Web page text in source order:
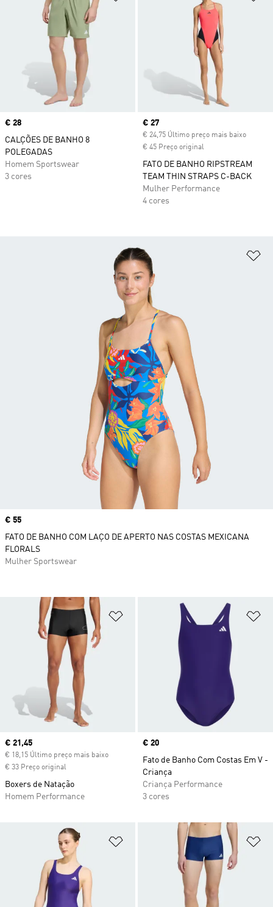
Price
€ 28
CALÇÕES DE BANHO 8
POLEGADAS
Homem Sportswear
3 cores
Current price
€ 27
€ 24,75 Último preço mais baixo
€ 45 Preço original
FATO DE BANHO RIPSTREAM
TEAM THIN STRAPS C-BACK
Mulher Performance
4 cores
Adicionar à Lista de Desejos
Current price
€ 21,45
€ 18,15 Último preço mais baixo
€ 33 Preço original
Boxers de Natação
Homem Performance
Price
€ 20
Fato de Banho Com Costas Em V -
Criança
Criança Performance
3 cores
Adicionar à Lista de Desejos
Price
€ 55
FATO DE BANHO COM LAÇO DE APERTO NAS COSTAS MEXICANA
FLORALS
Mulher Sportswear